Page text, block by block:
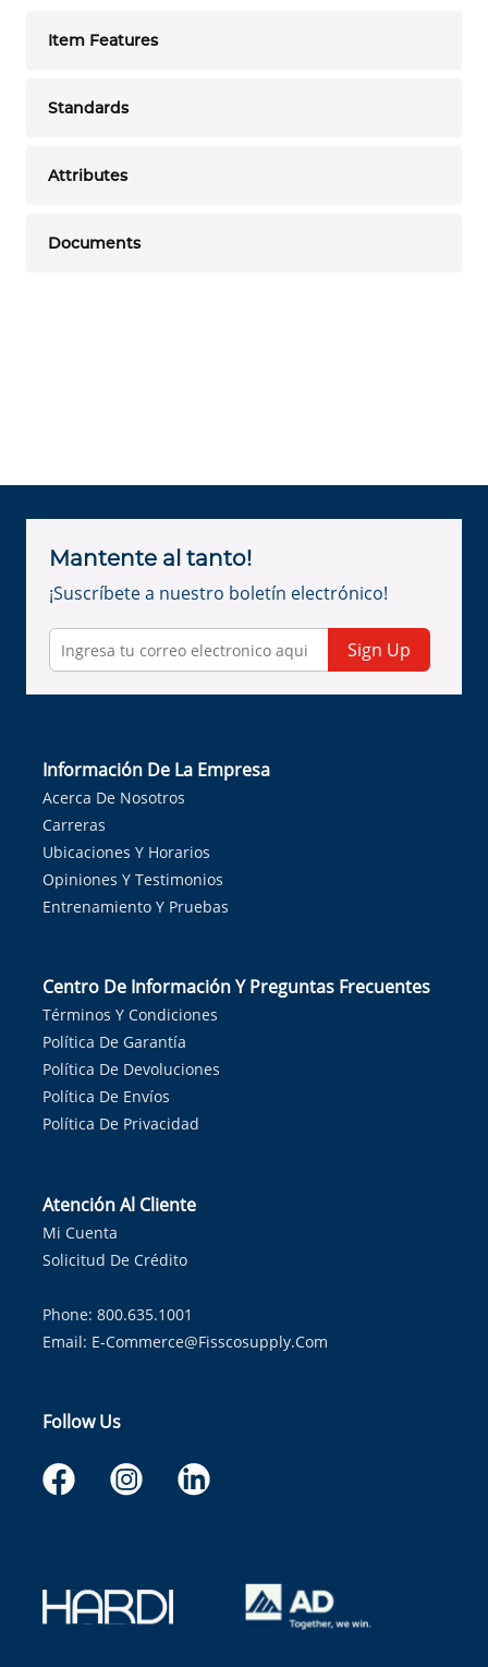
Item Features
Standards
Attributes
Documents
Mantente al tanto!
¡Suscríbete a nuestro boletín electrónico!
Sign Up
Información De La Empresa
Acerca De Nosotros
Carreras
Ubicaciones Y Horarios
Opiniones Y Testimonios
Entrenamiento Y Pruebas
Centro De Información Y Preguntas Frecuentes
Términos Y Condiciones
Política De Garantía
Política De Devoluciones
Política De Envíos
Política De Privacidad
Atención Al Cliente
Mi Cuenta
Solicitud De Crédito
Phone: 800.635.1001
Email: E-Commerce@fisscosupply.com
Follow Us